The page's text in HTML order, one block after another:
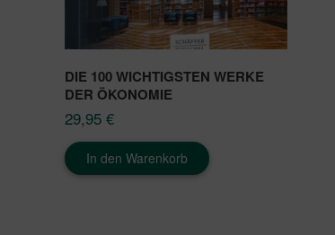
DIE 100 WICHTIGSTEN WERKE
DER ÖKONOMIE
29,95 €
In den Warenkorb